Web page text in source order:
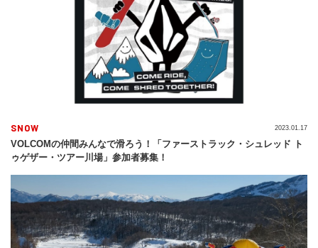
SNOW
VOLCOMの仲間みんなで滑ろう！「ファーストラック・シュレッド ト
ゥゲザー・ツアー川場」参加者募集！
2023.01.17